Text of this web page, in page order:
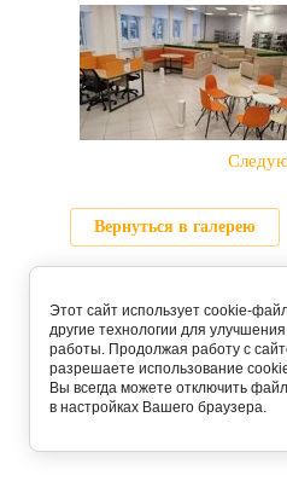
Вернуться в галерею
Этот сайт использует cookie-
другие технологии для улучшения
работы. Продолжая работу с
разрешаете использование
Вы всегда можете отключить
в настройках Вашего браузера.